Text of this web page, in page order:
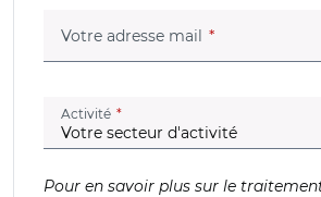
Votre adresse mail (champ
Activité (champ obligatoire)
Pour en savoir plus sur le